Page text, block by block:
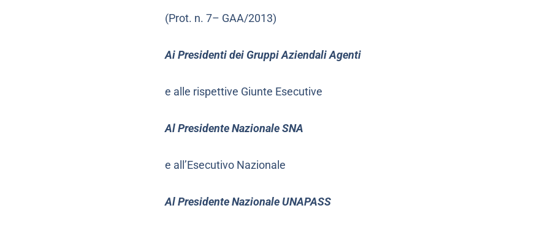
(Prot. n. 7– GAA/2013)
Ai Presidenti dei Gruppi Aziendali Agenti
e alle rispettive Giunte Esecutive
Al Presidente Nazionale SNA
e all’Esecutivo Nazionale
Al Presidente Nazionale UNAPASS